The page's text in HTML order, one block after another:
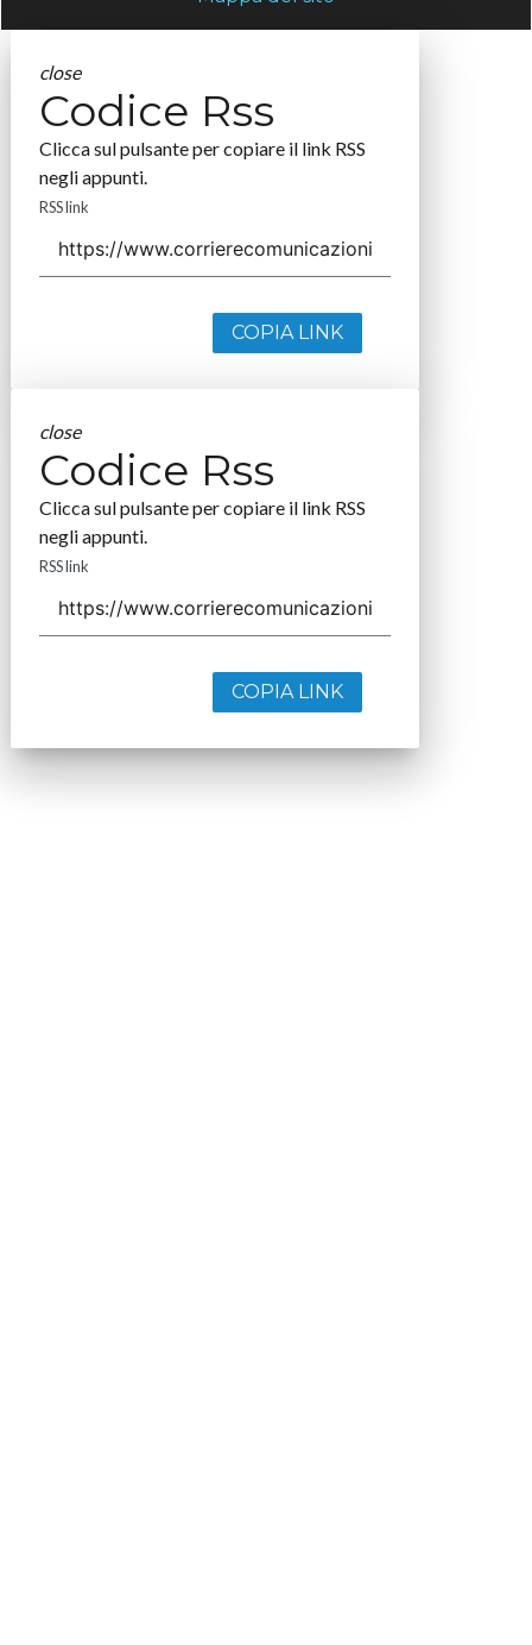
close
Codice Rss
Clicca sul pulsante per copiare il link RSS
negli appunti.
RSS link
COPIA LINK
close
Codice Rss
Clicca sul pulsante per copiare il link RSS
negli appunti.
RSS link
COPIA LINK